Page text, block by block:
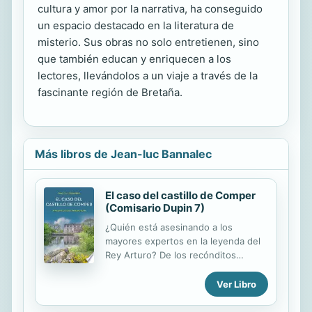
cultura y amor por la narrativa, ha conseguido
un espacio destacado en la literatura de
misterio. Sus obras no solo entretienen, sino
que también educan y enriquecen a los
lectores, llevándolos a un viaje a través de la
fascinante región de Bretaña.
Más libros de Jean-luc Bannalec
El caso del castillo de Comper
(Comisario Dupin 7)
¿Quién está asesinando a los
mayores expertos en la leyenda del
Rey Arturo? De los recónditos
tradiciones y misterios, llega el
séptimo caso del comisario Dupin. A
Ver Libro